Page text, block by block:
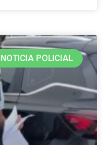
NOTICIA POLICIAL